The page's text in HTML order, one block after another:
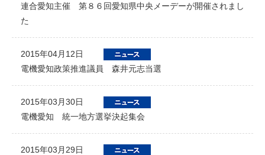
連合愛知主催 第８６回愛知県中央メーデーが開催されまし
た
2015年04月12日
電機愛知政策推進議員 森井元志当選
2015年03月30日
電機愛知 統一地方選挙決起集会
2015年03月29日